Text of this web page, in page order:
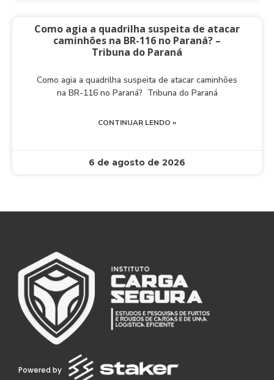
Como agia a quadrilha suspeita de atacar
caminhões na BR-116 no Paraná? –
Tribuna do Paraná
Como agia a quadrilha suspeita de atacar caminhões
na BR-116 no Paraná? Tribuna do Paraná
CONTINUAR LENDO »
6 de agosto de 2026
Powered by